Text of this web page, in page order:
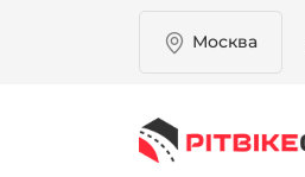
Москва